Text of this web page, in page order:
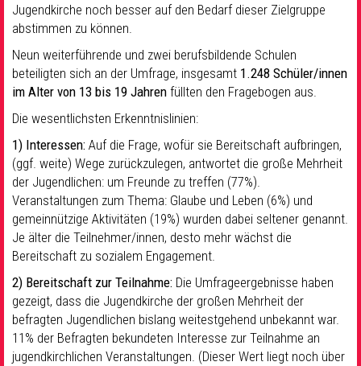
Jugendkirche noch besser auf den Bedarf dieser Zielgruppe
abstimmen zu können.
Neun weiterführende und zwei berufsbildende Schulen
beteiligten sich an der Umfrage, insgesamt 1.248 Schüler/innen
im Alter von 13 bis 19 Jahren füllten den Fragebogen aus.
Die wesentlichsten Erkenntnislinien:
1) Interessen: Auf die Frage, wofür sie Bereitschaft aufbringen,
(ggf. weite) Wege zurückzulegen, antwortet die große Mehrheit
der Jugendlichen: um Freunde zu treffen (77%).
Veranstaltungen zum Thema: Glaube und Leben (6%) und
gemeinnützige Aktivitäten (19%) wurden dabei seltener genannt.
Je älter die Teilnehmer/innen, desto mehr wächst die
Bereitschaft zu sozialem Engagement.
2) Bereitschaft zur Teilnahme: Die Umfrageergebnisse haben
gezeigt, dass die Jugendkirche der großen Mehrheit der
befragten Jugendlichen bislang weitestgehend unbekannt war.
11% der Befragten bekundeten Interesse zur Teilnahme an
jugendkirchlichen Veranstaltungen. (Dieser Wert liegt noch über